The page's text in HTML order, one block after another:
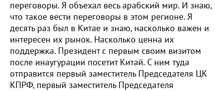
переговоры. Я объехал весь арабский мир. И знаю,
что такое вести переговоры в этом регионе. Я
десять раз был в Китае и знаю, насколько важен и
интересен их рынок. Насколько ценна их
поддержка. Президент с первым своим визитом
после инаугурации посетит Китай. С ним туда
отправится первый заместитель Председателя ЦК
КПРФ, первый заместитель Председателя